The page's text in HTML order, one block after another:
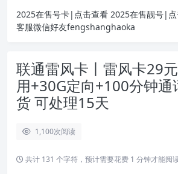
2025在售号卡|点击查看 2025在售靓号|
客服微信好友fengshanghaoka
联通雷风卡丨雷风卡29
用+30G定向+100分钟通
货 可处理15天
1,100次阅读
共计 131 个字符，预计需要花费 1 分钟才能阅读